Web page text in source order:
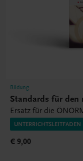
Bildung
Standards für den
Ersatz für die
UNTERRICHTSLEITFADEN
€ 9,00